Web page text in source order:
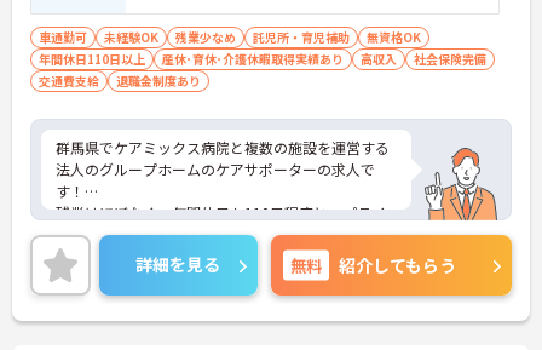
車通勤可 未経験OK 残業少なめ 託児所・育児補助
無資格OK
年間休日110日以上
産休･育休･介護休暇取得実績あり 高収入
社会保険完備
交通費支給
退職金制度あり
群馬県でケアミックス病院と複数の施設を運営する
法人のグループホームのケアサポーターの求人で
す！
残業はほぼなく、年間休日も110日程度と、プライ
ベートも充実できる環境です。
ご興味ある方には、面接対策ポイントなど、さらに
詳細をお話しいたしますのでお気軽にご相談くださ
い！
詳細を見る 無料 紹介してもらう